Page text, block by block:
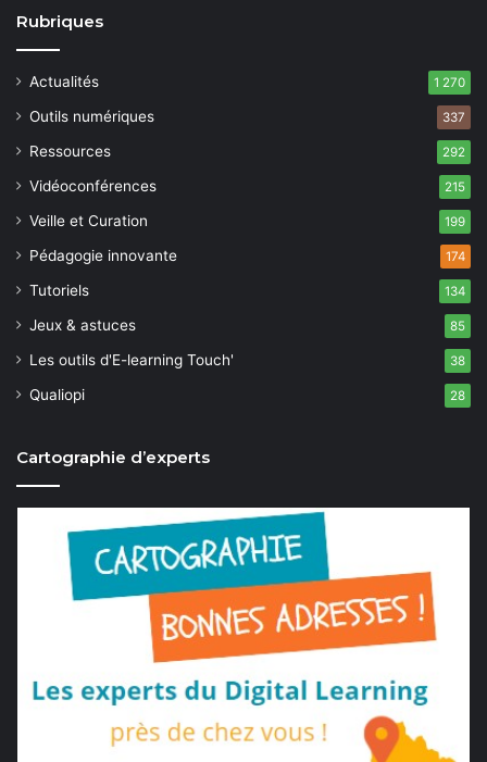
Rubriques
Actualités 1 270
Outils numériques 337
Ressources 292
Vidéoconférences 215
Veille et Curation 199
Pédagogie innovante 174
Tutoriels 134
Jeux & astuces 85
Les outils d'E-learning Touch' 38
Qualiopi 28
Cartographie d’experts